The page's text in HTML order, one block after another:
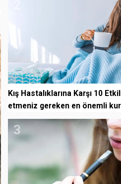
Kış Hastalıklarına Karşı 10
etmeniz gereken en önemli
3